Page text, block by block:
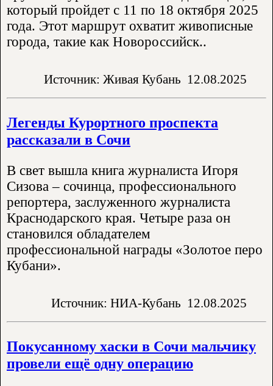
который пройдет с 11 по 18 октября 2025
года. Этот маршрут охватит живописные
города, такие как Новороссийск..
Источник: Живая Кубань 12.08.2025
Легенды Курортного проспекта
рассказали в Сочи
В свет вышла книга журналиста Игоря
Сизова – сочинца, профессионального
репортера, заслуженного журналиста
Краснодарского края. Четыре раза он
становился обладателем
профессиональной награды «Золотое перо
Кубани».
Источник: НИА-Кубань 12.08.2025
Покусанному хаски в Сочи мальчику
провели ещё одну операцию